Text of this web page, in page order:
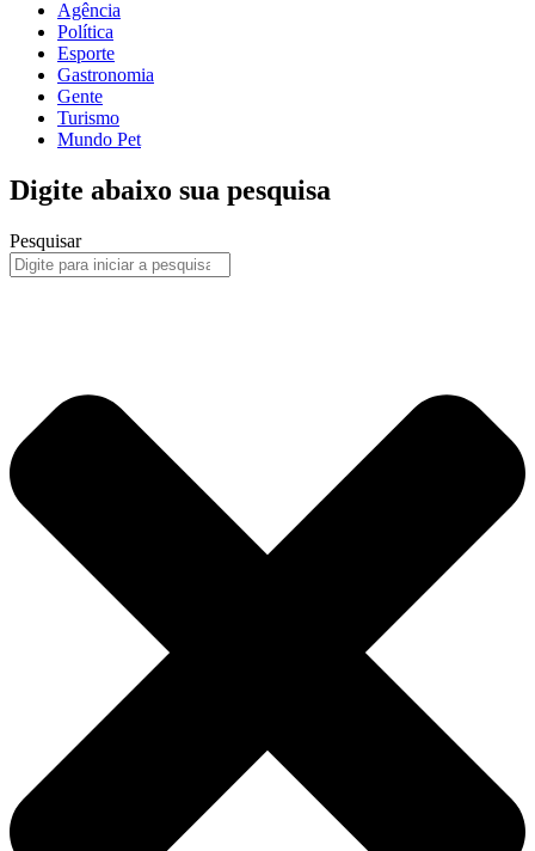
Agência
Política
Esporte
Gastronomia
Gente
Turismo
Mundo Pet
Digite abaixo sua pesquisa
Pesquisar